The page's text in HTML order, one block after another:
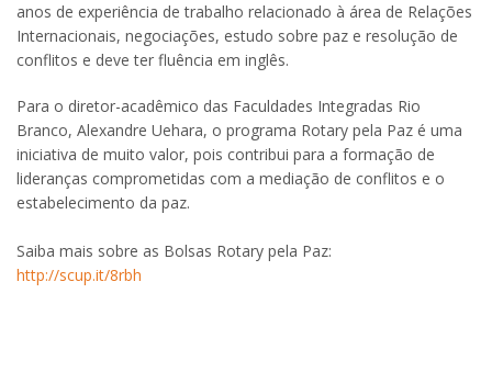
anos de experiência de trabalho relacionado à área de Relações
Internacionais, negociações, estudo sobre paz e resolução de
conflitos e deve ter fluência em inglês.
Para o diretor-acadêmico das Faculdades Integradas Rio
Branco, Alexandre Uehara, o programa Rotary pela Paz é uma
iniciativa de muito valor, pois contribui para a formação de
lideranças comprometidas com a mediação de conflitos e o
estabelecimento da paz.
Saiba mais sobre as Bolsas Rotary pela Paz:
http://scup.it/8rbh